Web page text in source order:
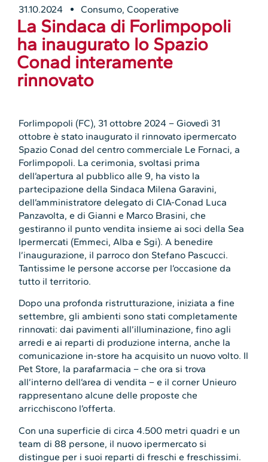
31.10.2024 Consumo,Cooperative
La Sindaca di Forlimpopoli
ha inaugurato lo Spazio
Conad interamente
rinnovato
Forlimpopoli (FC), 31 ottobre 2024 – Giovedì 31
ottobre è stato inaugurato il rinnovato ipermercato
Spazio Conad del centro commerciale Le Fornaci, a
Forlimpopoli. La cerimonia, svoltasi prima
dell’apertura al pubblico alle 9, ha visto la
partecipazione della Sindaca Milena Garavini,
dell’amministratore delegato di CIA-Conad Luca
Panzavolta, e di Gianni e Marco Brasini, che
gestiranno il punto vendita insieme ai soci della Sea
Ipermercati (Emmeci, Alba e Sgi). A benedire
l’inaugurazione, il parroco don Stefano Pascucci.
Tantissime le persone accorse per l’occasione da
tutto il territorio.
Dopo una profonda ristrutturazione, iniziata a fine
settembre, gli ambienti sono stati completamente
rinnovati: dai pavimenti all’illuminazione, fino agli
arredi e ai reparti di produzione interna, anche la
comunicazione in-store ha acquisito un nuovo volto. Il
Pet Store, la parafarmacia – che ora si trova
all’interno dell’area di vendita – e il corner Unieuro
rappresentano alcune delle proposte che
arricchiscono l’offerta.
Con una superficie di circa 4.500 metri quadri e un
team di 88 persone, il nuovo ipermercato si
distingue per i suoi reparti di freschi e freschissimi.